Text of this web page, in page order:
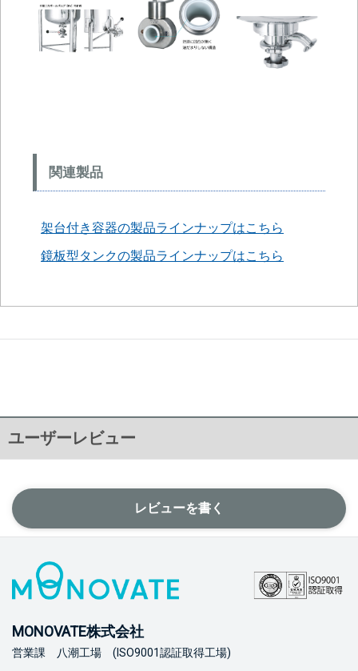
関連製品
架台付き容器の製品ラインナップはこちら
鏡板型タンクの製品ラインナップはこちら
ユーザーレビュー
レビューを書く
MONOVATE株式会社
営業課 八潮工場 (ISO9001認証取得工場)